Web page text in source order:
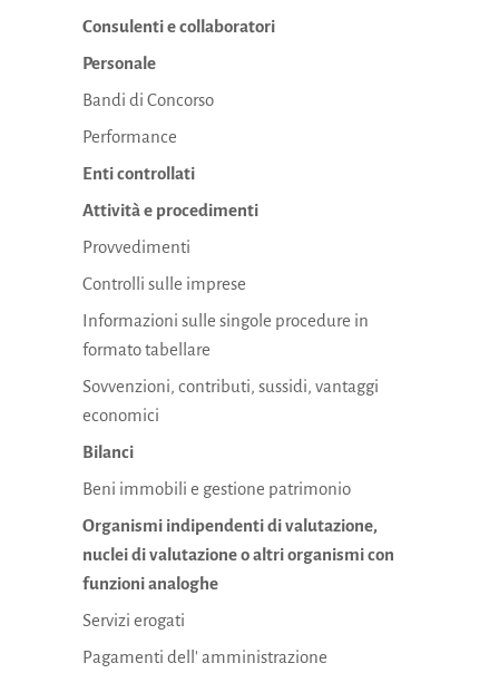
Consulenti e collaboratori
Personale
Bandi di Concorso
Performance
Enti controllati
Attività e procedimenti
Provvedimenti
Controlli sulle imprese
Informazioni sulle singole procedure in
formato tabellare
Sovvenzioni, contributi, sussidi, vantaggi
economici
Bilanci
Beni immobili e gestione patrimonio
Organismi indipendenti di valutazione,
nuclei di valutazione o altri organismi con
funzioni analoghe
Servizi erogati
Pagamenti dell' amministrazione